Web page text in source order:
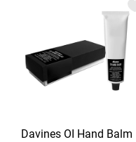
Davines OI Hand Balm